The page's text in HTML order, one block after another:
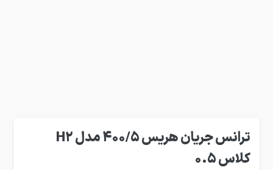
ترانس جریان هریس 400/5 مدل H2
کلاس 0.5